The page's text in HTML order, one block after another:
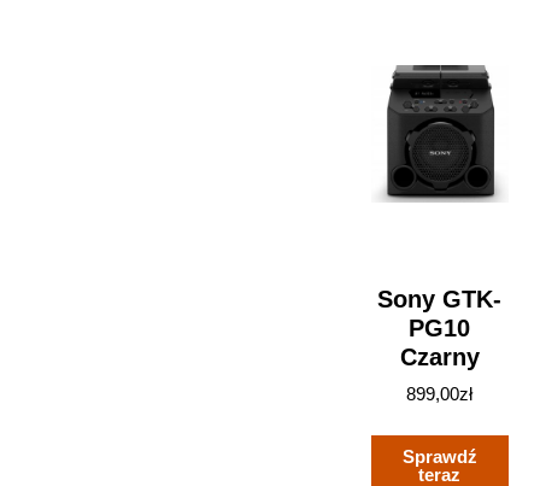
Sony GTK-
PG10
Czarny
899,00zł
Sprawdź
teraz